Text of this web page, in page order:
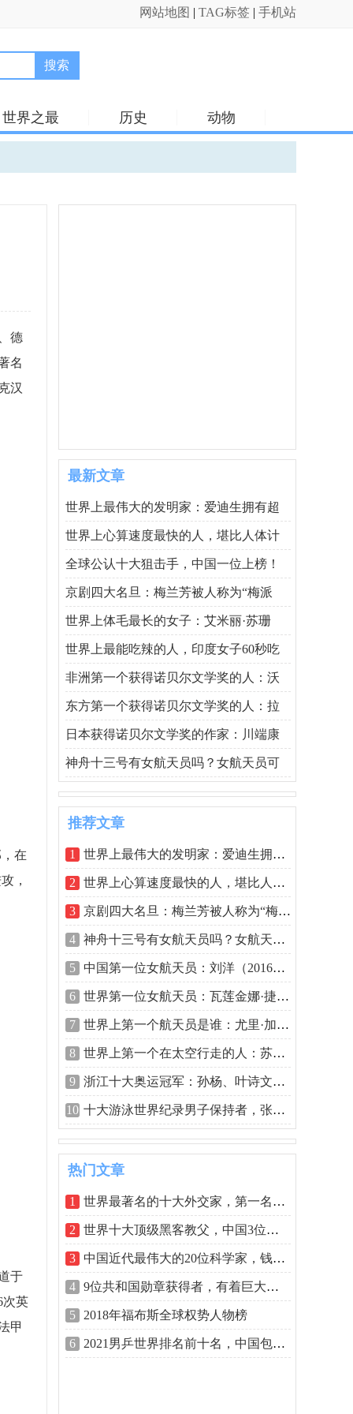
网站地图 | TAG标签 | 手机站
搜索
世界之最 历史 动物
德
名
汉
在
，
于
次英
甲
最新文章
世界上最伟大的发明家：爱迪生拥有超
世界上心算速度最快的人，堪比人体计
全球公认十大狙击手，中国一位上榜！
京剧四大名旦：梅兰芳被人称为“梅派
世界上体毛最长的女子：艾米丽·苏珊
世界上最能吃辣的人，印度女子60秒吃
非洲第一个获得诺贝尔文学奖的人：沃
东方第一个获得诺贝尔文学奖的人：拉
日本获得诺贝尔文学奖的作家：川端康
神舟十三号有女航天员吗？女航天员可
推荐文章
1 世界上最伟大的发明家：爱迪生拥有超过
2 世界上心算速度最快的人，堪比人体计算
3 京剧四大名旦：梅兰芳被人称为“梅派大
4 神舟十三号有女航天员吗？女航天员可能
5 中国第一位女航天员：刘洋（2016年6月搭
6 世界第一位女航天员：瓦莲金娜·捷列什
7 世界上第一个航天员是谁：尤里·加加林
8 世界上第一个在太空行走的人：苏联航天
9 浙江十大奥运冠军：孙杨、叶诗文榜上有
10 十大游泳世界纪录男子保持者，张琳孙杨
热门文章
1 世界最著名的十大外交家，第一名绝对实
2 世界十大顶级黑客教父，中国3位上榜
3 中国近代最伟大的20位科学家，钱学森榜
4 9位共和国勋章获得者，有着巨大贡献的人
5 2018年福布斯全球权势人物榜
6 2021男乒世界排名前十名，中国包揽前三名